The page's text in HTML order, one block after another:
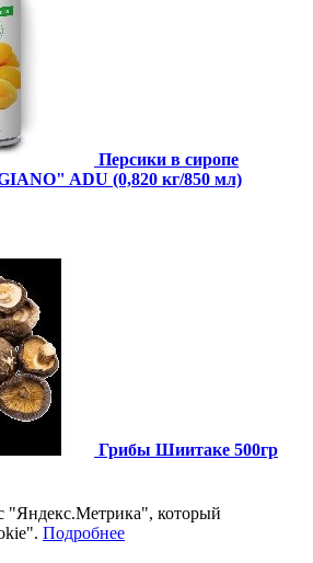
Персики в сиропе
ADU (0,820 кг/850 мл)
Грибы Шиитаке 500гр
"Яндекс.Метрика", который
Подробнее